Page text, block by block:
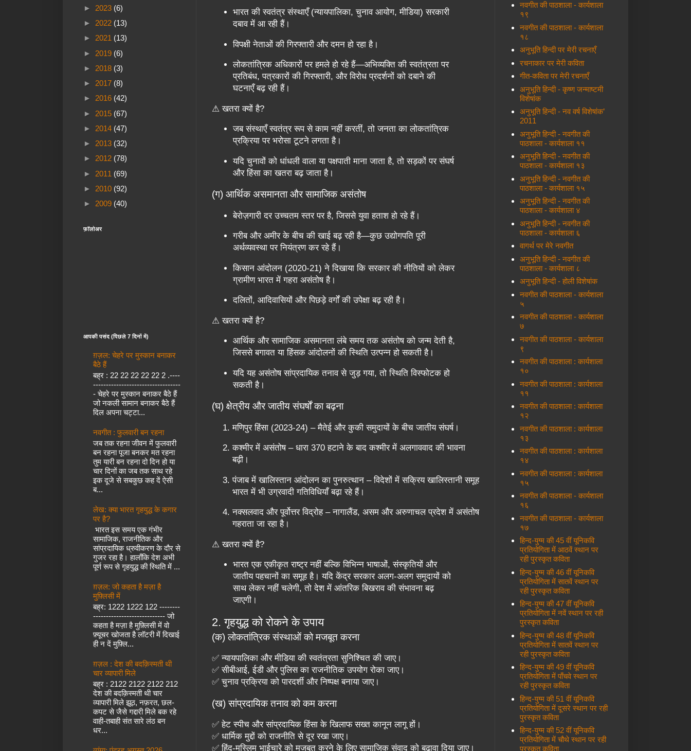
भारत की स्वतंत्र संस्थाएँ (न्यायपालिका, चुनाव आयोग, मीडिया) सरकारी
दबाव में आ रही हैं।
विपक्षी नेताओं की गिरफ्तारी और दमन हो रहा है।
लोकतांत्रिक अधिकारों पर हमले हो रहे हैं—अभिव्यक्ति की स्वतंत्रता पर
प्रतिबंध, पत्रकारों की गिरफ्तारी, और विरोध प्रदर्शनों को दबाने की
घटनाएँ बढ़ रही हैं।
⚠ खतरा क्यों है?
जब संस्थाएँ स्वतंत्र रूप से काम नहीं करतीं, तो जनता का लोकतांत्रिक
प्रक्रिया पर भरोसा टूटने लगता है।
यदि चुनावों को धांधली वाला या पक्षपाती माना जाता है, तो सड़कों पर संघर्ष
और हिंसा का खतरा बढ़ जाता है।
(ग) आर्थिक असमानता और सामाजिक असंतोष
बेरोज़गारी दर उच्चतम स्तर पर है, जिससे युवा हताश हो रहे हैं।
गरीब और अमीर के बीच की खाई बढ़ रही है—कुछ उद्योगपति पूरी
अर्थव्यवस्था पर नियंत्रण कर रहे हैं।
किसान आंदोलन (2020-21) ने दिखाया कि सरकार की नीतियों को लेकर
ग्रामीण भारत में गहरा असंतोष है।
दलितों, आदिवासियों और पिछड़े वर्गों की उपेक्षा बढ़ रही है।
⚠ खतरा क्यों है?
आर्थिक और सामाजिक असमानता लंबे समय तक असंतोष को जन्म देती है,
जिससे बगावत या हिंसक आंदोलनों की स्थिति उत्पन्न हो सकती है।
यदि यह असंतोष सांप्रदायिक तनाव से जुड़ गया, तो स्थिति विस्फोटक हो
सकती है।
(घ) क्षेत्रीय और जातीय संघर्षों का बढ़ना
मणिपुर हिंसा (2023-24) – मैतेई और कुकी समुदायों के बीच जातीय संघर्ष।
कश्मीर में असंतोष – धारा 370 हटाने के बाद कश्मीर में अलगाववाद की भावना
बढ़ी।
पंजाब में खालिस्तान आंदोलन का पुनरुत्थान – विदेशों में सक्रिय खालिस्तानी समूह
भारत में भी उग्रवादी गतिविधियाँ बढ़ा रहे हैं।
नक्सलवाद और पूर्वोत्तर विद्रोह – नागालैंड, असम और अरुणाचल प्रदेश में असंतोष
गहराता जा रहा है।
⚠ खतरा क्यों है?
भारत एक एकीकृत राष्ट्र नहीं बल्कि विभिन्न भाषाओं, संस्कृतियों और
जातीय पहचानों का समूह है। यदि केंद्र सरकार अलग-अलग समुदायों को
साथ लेकर नहीं चलेगी, तो देश में आंतरिक बिखराव की संभावना बढ़
जाएगी।
2. गृहयुद्ध को रोकने के उपाय
(क) लोकतांत्रिक संस्थाओं को मजबूत करना
✅ न्यायपालिका और मीडिया की स्वतंत्रता सुनिश्चित की जाए।
✅ सीबीआई, ईडी और पुलिस का राजनीतिक उपयोग रोका जाए।
✅ चुनाव प्रक्रिया को पारदर्शी और निष्पक्ष बनाया जाए।
(ख) सांप्रदायिक तनाव को कम करना
✅ हेट स्पीच और सांप्रदायिक हिंसा के खिलाफ सख्त कानून लागू हों।
✅ धार्मिक मुद्दों को राजनीति से दूर रखा जाए।
✅ हिंदू-मुस्लिम भाईचारे को मजबूत करने के लिए सामाजिक संवाद को बढ़ावा दिया जाए।
► 2023 (6)
► 2022 (13)
► 2021 (13)
► 2019 (6)
► 2018 (3)
► 2017 (8)
► 2016 (42)
► 2015 (67)
► 2014 (47)
► 2013 (32)
► 2012 (78)
► 2011 (69)
► 2010 (92)
► 2009 (40)
फ़ॉलोअर
आपकी पसंद (पिछले 7 दिनों में)
ग़ज़ल: चेहरे पर मुस्कान बनाकर
बैठे हैं
बह्र : 22 22 22 22 22 2 .----
----------------------------------
- चेहरे पर मुस्कान बनाकर बैठे हैं
जो नकली सामान बनाकर बैठे हैं
दिल अपना चट्टा...
नवगीत : फुलवारी बन रहना
जब तक रहना जीवन में फुलवारी
बन रहना पूजा बनकर मत रहना
तुम यारी बन रहना दो दिन हो या
चार दिनों का जब तक साथ रहे
इक दूजे से सबकुछ कह दें ऐसी
ब...
लेख: क्या भारत गृहयुद्ध के कगार
पर है?
भारत इस समय एक गंभीर
सामाजिक, राजनीतिक और
सांप्रदायिक ध्रुवीकरण के दौर से
गुजर रहा है। हालाँकि देश अभी
पूर्ण रूप से गृहयुद्ध की स्थिति में ...
ग़ज़ल: जो कहता है मज़ा है
मुफ़्लिसी में
बह्र: 1222 1222 122 --------
---------------------------- जो
कहता है मज़ा है मुफ़्लिसी में वो
फ़्यूचर खोजता है लॉटरी में दिखाई
ही न दें मुफ़्लि...
ग़ज़ल : देश की बदक़िस्मती थी
चार व्यापारी मिले
बह्र : 2122 2122 2122 212
देश की बदक़िस्मती थी चार
व्यापारी मिले झूठ, नफ़रत, छल-
कपट से जैसे गद्दारी मिले बक रहे
वाही-तबाही संत सारे लंठ बन
धर...
नवगीत की पाठशाला - कार्यशाला
१९
नवगीत की पाठशाला - कार्यशाला
१८
अनुभूति हिन्दी पर मेरी रचनाएँ
रचनाकार पर मेरी कविता
गीत-कविता पर मेरी रचनाएँ
अनुभूति हिन्दी - कृष्ण जन्माष्टमी
विशेषांक
अनुभूति हिन्दी - नव वर्ष विशेषांक’
2011
अनुभूति हिन्दी - नवगीत की
पाठशाला - कार्यशाला ११
अनुभूति हिन्दी - नवगीत की
पाठशाला - कार्यशाला १३
अनुभूति हिन्दी - नवगीत की
पाठशाला - कार्यशाला १५
अनुभूति हिन्दी - नवगीत की
पाठशाला - कार्यशाला ४
अनुभूति हिन्दी - नवगीत की
पाठशाला - कार्यशाला ६
वागर्थ पर मेरे नवगीत
अनुभूति हिन्दी - नवगीत की
पाठशाला - कार्यशाला ८
अनुभूति हिन्दी - होली विशेषांक
नवगीत की पाठशाला - कार्यशाला
५
नवगीत की पाठशाला - कार्यशाला
७
नवगीत की पाठशाला - कार्यशाला
९
नवगीत की पाठशाला : कार्यशाला
१०
नवगीत की पाठशाला : कार्यशाला
११
नवगीत की पाठशाला : कार्यशाला
१२
नवगीत की पाठशाला : कार्यशाला
१३
नवगीत की पाठशाला : कार्यशाला
१४
नवगीत की पाठशाला : कार्यशाला
१५
नवगीत की पाठशाला - कार्यशाला
१६
नवगीत की पाठशाला - कार्यशाला
१७
हिन्द-युग्म की 45 वीं यूनिकवि
प्रतियोगिता में आठवें स्थान पर
रही पुरस्कृत कविता
हिन्द-युग्म की 46 वीं यूनिकवि
प्रतियोगिता में सातवें स्थान पर
रही पुरस्कृत कविता
हिन्द-युग्म की 47 वीं यूनिकवि
प्रतियोगिता में नवें स्थान पर रही
पुरस्कृत कविता
हिन्द-युग्म की 48 वीं यूनिकवि
प्रतियोगिता में सातवें स्थान पर
रही पुरस्कृत कविता
हिन्द-युग्म की 49 वीं यूनिकवि
प्रतियोगिता में पाँचवे स्थान पर
रही पुरस्कृत कविता
हिन्द-युग्म की 51 वीं यूनिकवि
प्रतियोगिता में दूसरे स्थान पर रही
पुरस्कृत कविता
हिन्द-युग्म की 52 वीं यूनिकवि
प्रतियोगिता में चौथे स्थान पर रही
पुरस्कृत कविता